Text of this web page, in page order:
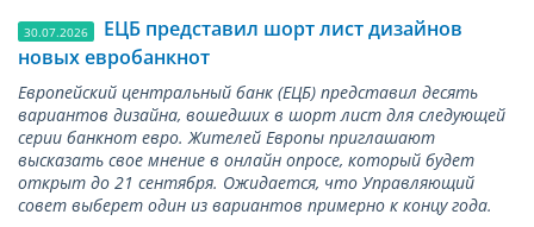
30.07.2026
ЕЦБ представил шорт лист дизайнов
новых евробанкнот
Европейский центральный банк (ЕЦБ) представил десять
вариантов дизайна, вошедших в шорт лист для следующей
серии банкнот евро. Жителей Европы приглашают
высказать свое мнение в онлайн опросе, который будет
открыт до 21 сентября. Ожидается, что Управляющий
совет выберет один из вариантов примерно к концу года.